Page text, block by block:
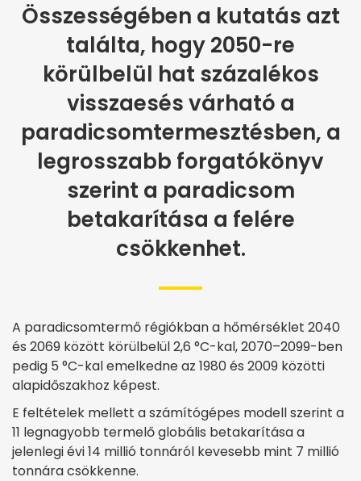
Összességében a kutatás azt
találta, hogy 2050-re
körülbelül hat százalékos
visszaesés várható a
paradicsomtermesztésben, a
legrosszabb forgatókönyv
szerint a paradicsom
betakarítása a felére
csökkenhet.
A paradicsomtermő régiókban a hőmérséklet 2040
és 2069 között körülbelül 2,6 °C-kal, 2070–2099-ben
pedig 5 °C-kal emelkedne az 1980 és 2009 közötti
alapidőszakhoz képest.
E feltételek mellett a számítógépes modell szerint a
11 legnagyobb termelő globális betakarítása a
jelenlegi évi 14 millió tonnáról kevesebb mint 7 millió
tonnára csökkenne.